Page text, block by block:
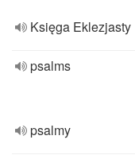
Księga Eklezjasty
psalms
psalmy